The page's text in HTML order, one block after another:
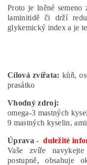
Proto je lněné
laminitidě či drží
glykemický index a je
Cílová zvířata: kůň,
prasátko
Vhodný zdroj:
omega-3 mastných
9 mastných kyselin,
Úprava -duležité
Vaše zvíře
postupně, obsahuje